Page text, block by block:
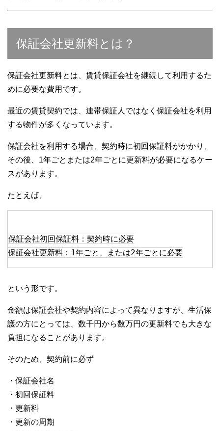
保証会社更新料とは？
保証会社更新料とは、賃貸保証会社を継続して利用するた
めに必要な費用です。
最近の賃貸契約では、連帯保証人ではなく保証会社を利用
する物件が多くなっています。
保証会社を利用する場合、契約時に初回保証料がかかり、
その後、1年ごとまたは2年ごとに更新料が必要になるケー
スがあります。
たとえば、
保証会社初回保証料：契約時に必要
保証会社更新料：1年ごと、または2年ごとに必要
という形です。
金額は保証会社や契約内容によって異なりますが、生活保
護の方にとっては、数千円から数万円の更新料でも大きな
負担になることがあります。
そのため、契約前に必ず
・保証会社名
・初回保証料
・更新料
・更新の周期